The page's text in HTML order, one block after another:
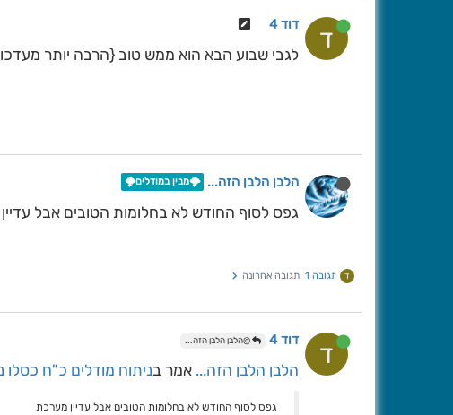
ד דוד 4
לגבי שבוע הבא הוא ממש טוב {הרבה יותר
הלבן הלבן הזה... 🌩️מבין במודלים🌩️
גפס לסוף החודש לא בחלומות הטובים אבל
ד תגובה 1 תגובה אחרונה
ד דוד 4 @הלבן הלבן הזה...
הלבן הלבן הזה... אמר בניתוח מודלים כ"ח כסלו
גפס לסוף החודש לא בחלומות הטובים אבל עדיין מערכת